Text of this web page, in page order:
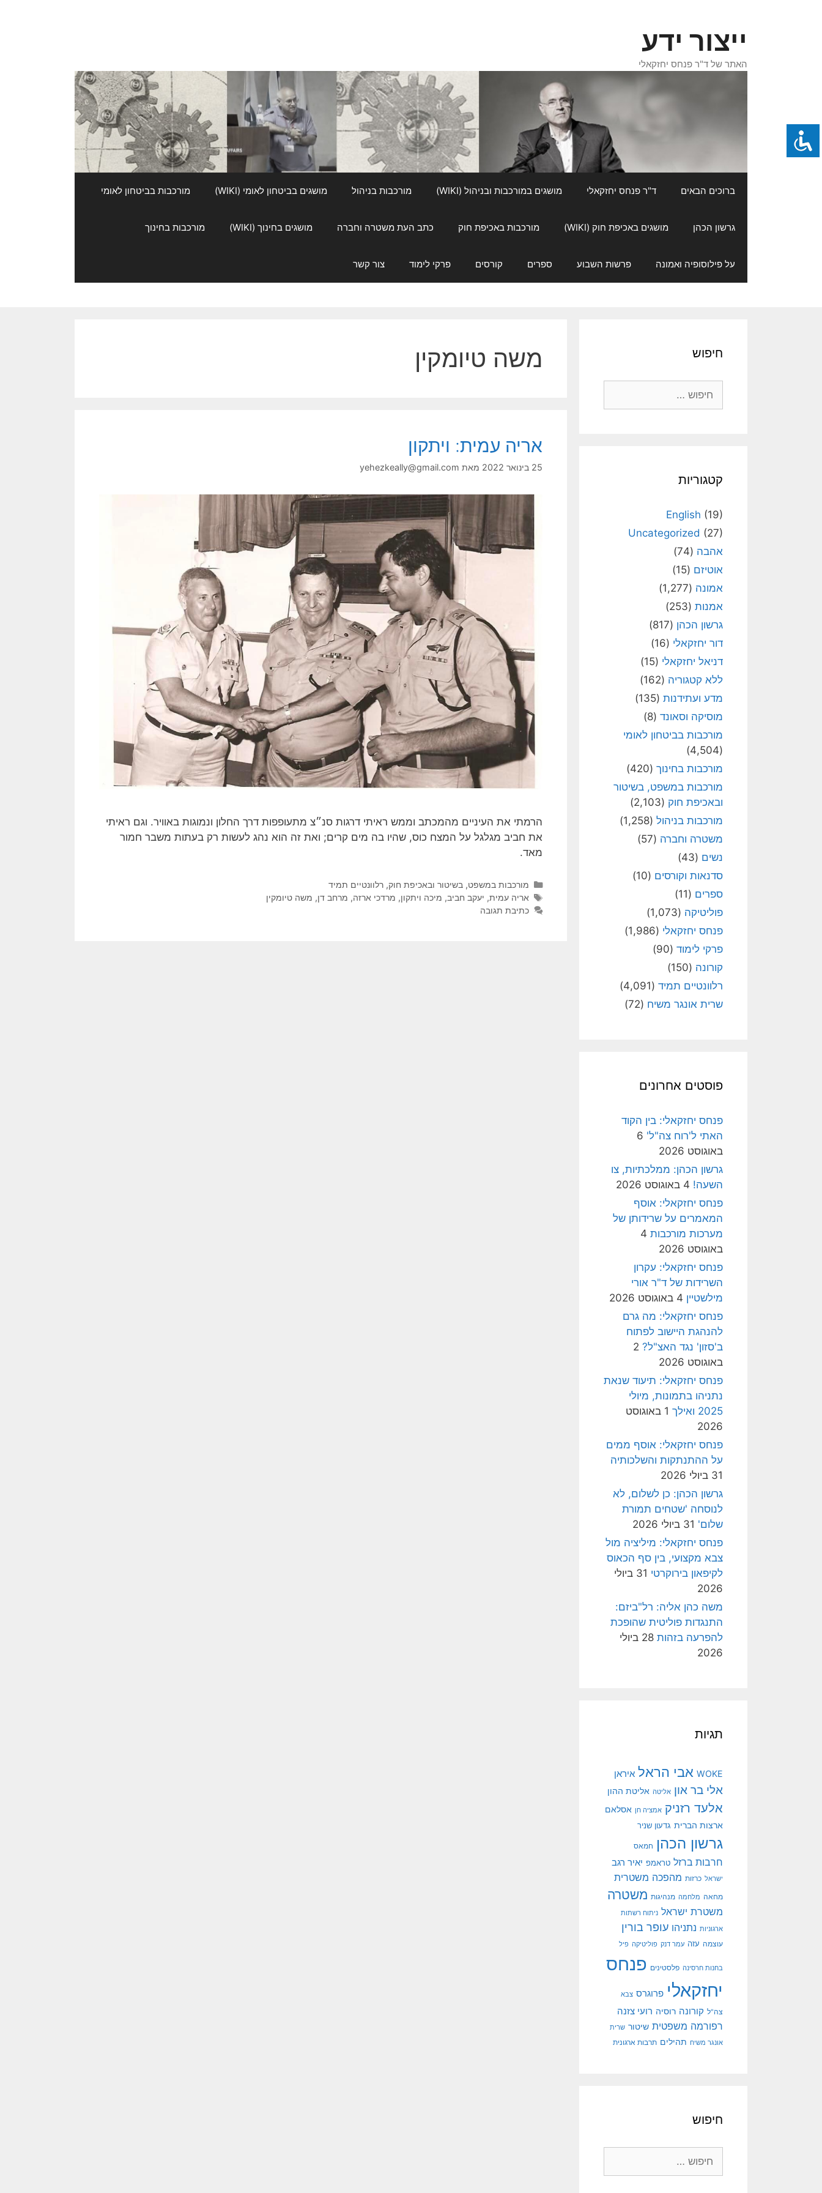
ייצור ידע
האתר של ד"ר פנחס יחזקאלי
ברוכים הבאים ד"ר פנחס יחזקאלי מושגים במורכבות ובניהול (WIKI) מורכבות בניהול מושגים בביטחון לאומי (WIKI) מורכבות בביטחון לאומי
גרשון הכהן מושגים באכיפת חוק (WIKI) מורכבות באכיפת חוק כתב העת משטרה וחברה מושגים בחינוך (WIKI) מורכבות בחינוך
על פילוסופיה ואמונה פרשות השבוע ספרים קורסים פרקי לימוד צור קשר
משה טיומקין
אריה עמית: ויתקון
25 בינואר 2022 מאת yehezkeally@gmail.com
הרמתי את העיניים מהמכתב וממש ראיתי דרגות סנ״צ מתעופפות דרך החלון ונמוגות באוויר. וגם ראיתי
את חביב מגלגל על המצח כוס, שהיו בה מים קרים; ואת זה הוא נהג לעשות רק בעתות משבר חמור
מאד.
קטגוריות
מורכבות במשפט, בשיטור ובאכיפת חוק, רלוונטיים תמיד
תגיות
אריה עמית, יעקב חביב, מיכה ויתקון, מרדכי ארזה, מרחב דן, משה טיומקין
כתיבת תגובה
חיפוש
קטגוריות
English (19)
Uncategorized (27)
אהבה (74)
אוטיזם (15)
אמונה (1,277)
אמנות (253)
גרשון הכהן (817)
דור יחזקאלי (16)
דניאל יחזקאלי (15)
ללא קטגוריה (162)
מדע ועתידנות (135)
מוסיקה וסאונד (8)
מורכבות בביטחון לאומי
(4,504)
מורכבות בחינוך (420)
מורכבות במשפט, בשיטור
ובאכיפת חוק (2,103)
מורכבות בניהול (1,258)
משטרה וחברה (57)
נשים (43)
סדנאות וקורסים (10)
ספרים (11)
פוליטיקה (1,073)
פנחס יחזקאלי (1,986)
פרקי לימוד (90)
קורונה (150)
רלוונטיים תמיד (4,091)
שרית אונגר משיח (72)
פוסטים אחרונים
פנחס יחזקאלי: בין הקוד
האתי ל'רוח צה"ל' 6
באוגוסט 2026
גרשון הכהן: ממלכתיות, צו
השעה! 4 באוגוסט 2026
פנחס יחזקאלי: אוסף
המאמרים על שרידותן של
מערכות מורכבות 4
באוגוסט 2026
פנחס יחזקאלי: עקרון
השרידות של ד"ר אורי
מילשטיין 4 באוגוסט 2026
פנחס יחזקאלי: מה גרם
להנהגת היישוב לפתוח
ב'סזון' נגד האצ"ל? 2
באוגוסט 2026
פנחס יחזקאלי: תיעוד שנאת
נתניהו בתמונות, מיולי
2025 ואילך
1 באוגוסט
2026
פנחס יחזקאלי: אוסף ממים
על ההתנתקות והשלכותיה
31 ביולי 2026
גרשון הכהן: כן לשלום, לא
לנוסחה 'שטחים תמורת
שלום' 31 ביולי 2026
פנחס יחזקאלי: מיליציה מול
צבא מקצועי, בין סף הכאוס
לקיפאון בירוקרטי
31 ביולי
2026
משה כהן אליה: רל"ביזם:
התנגדות פוליטית שהופכת
להפרעה בזהות
28 ביולי
2026
תגיות
WOKE אבי הראל איראן
אלי בר און אליטה אליטת ההון
אלעד רזניק אמציה חן אסלאם
ארצות הברית גדעון שניר
גרשון הכהן חמאס
חרבות ברזל טראמפ יאיר רגב
ישראל כרזות מהפכה משטרית
מחאה מלחמה מנהיגות משטרה
משטרת ישראל ניתוח רשתות
ארגוניות נתניהו עופר בורין
עוצמה עזה עמר דנק פוליטיקה פיל
בחנות חרסינה פלסטינים פנחס
יחזקאלי פרוגרס צבא
צה"ל קורונה רוסיה רועי צזנה
רפורמה משפטית שיטור שרית
אונגר משיח תהילים תרבות ארגונית
חיפוש